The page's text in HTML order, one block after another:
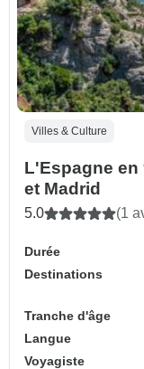
Villes & Culture
L'Espagne en
et Madrid
5.0 (1
Durée
Destinations
Tranche d'âge
Langue
Voyagiste